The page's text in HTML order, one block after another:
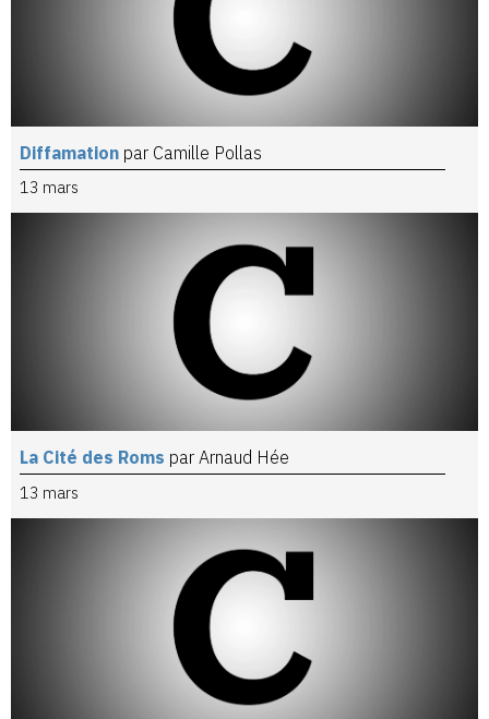
Diffamation par Camille Pollas
13 mars
La Cité des Roms par Arnaud Hée
13 mars